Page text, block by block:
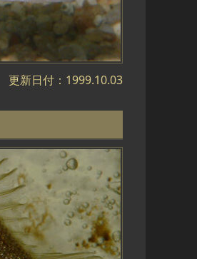
更新日付：1999.10.03